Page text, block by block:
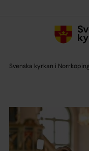
Svenska kyrkan i Norrköping